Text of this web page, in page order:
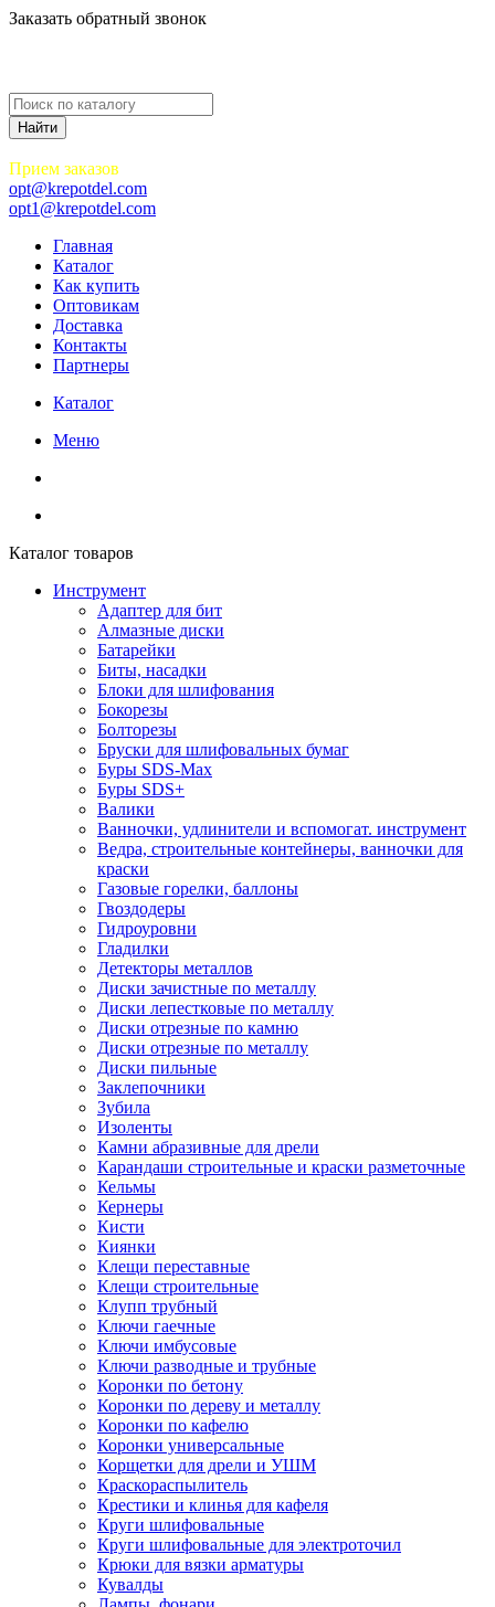
Заказать обратный звонок
Прием заказов
opt@krepotdel.com
opt1@krepotdel.com
Главная
Каталог
Как купить
Оптовикам
Доставка
Контакты
Партнеры
Каталог
Меню
Каталог товаров
Инструмент
Адаптер для бит
Алмазные диски
Батарейки
Биты, насадки
Блоки для шлифования
Бокорезы
Болторезы
Бруски для шлифовальных бумаг
Буры SDS-Max
Буры SDS+
Валики
Ванночки, удлинители и вспомогат. инструмент
Ведра, строительные контейнеры, ванночки для
краски
Газовые горелки, баллоны
Гвоздодеры
Гидроуровни
Гладилки
Детекторы металлов
Диски зачистные по металлу
Диски лепестковые по металлу
Диски отрезные по камню
Диски отрезные по металлу
Диски пильные
Заклепочники
Зубила
Изоленты
Камни абразивные для дрели
Карандаши строительные и краски разметочные
Кельмы
Кернеры
Кисти
Киянки
Клещи переставные
Клещи строительные
Клупп трубный
Ключи гаечные
Ключи имбусовые
Ключи разводные и трубные
Коронки по бетону
Коронки по дереву и металлу
Коронки по кафелю
Коронки универсальные
Корщетки для дрели и УШМ
Краскораспылитель
Крестики и клинья для кафеля
Круги шлифовальные
Круги шлифовальные для электроточил
Крюки для вязки арматуры
Кувалды